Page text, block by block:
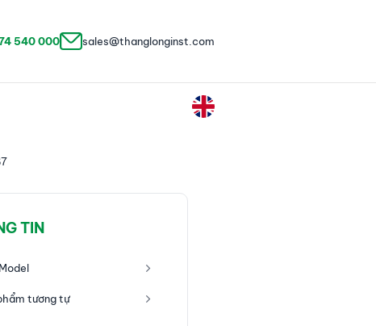
540 000 sales@thanglonginst.com
TIN
tương tự